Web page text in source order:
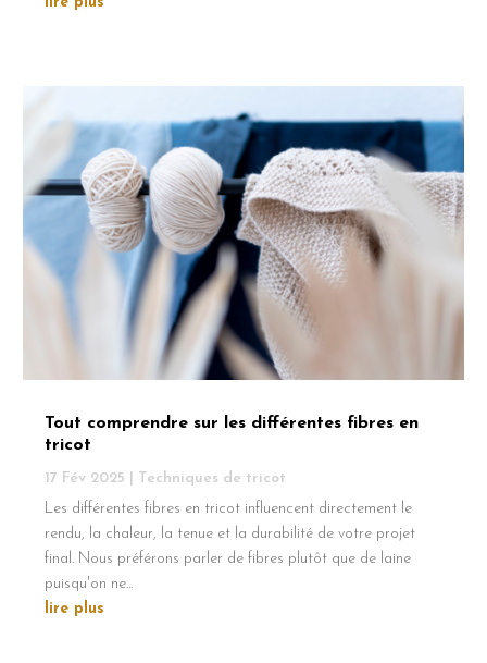
Tout comprendre sur les différentes fibres en
tricot
17 Fév 2025
Techniques de tricot
Les différentes fibres en tricot influencent directement le
rendu, la chaleur, la tenue et la durabilité de votre projet
final. Nous préférons parler de fibres plutôt que de laine
puisqu'on ne...
lire plus